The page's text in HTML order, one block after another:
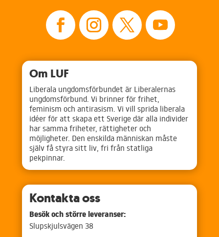
Om LUF
Liberala ungdomsförbundet är Liberalernas
ungdomsförbund. Vi brinner för frihet,
feminism och antirasism. Vi vill sprida liberala
idéer för att skapa ett Sverige där alla individer
har samma friheter, rättigheter och
möjligheter. Den enskilda människan måste
själv få styra sitt liv, fri från statliga
pekpinnar.
Kontakta oss
Besök och större leveranser:
Slupskjulsvägen 38